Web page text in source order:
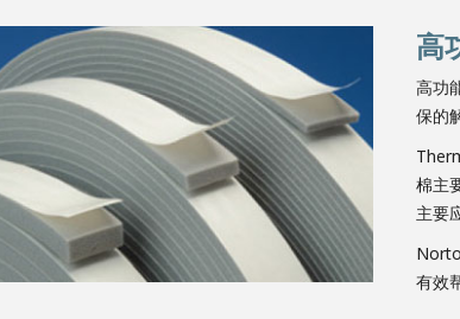
高
高功
保的
棉主
主要
有效